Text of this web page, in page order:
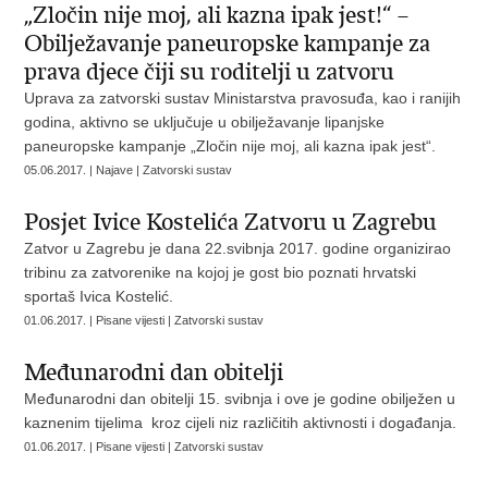
„Zločin nije moj, ali kazna ipak jest!“ –
Obilježavanje paneuropske kampanje za
prava djece čiji su roditelji u zatvoru
Uprava za zatvorski sustav Ministarstva pravosuđa, kao i ranijih
godina, aktivno se uključuje u obilježavanje lipanjske
paneuropske kampanje „Zločin nije moj, ali kazna ipak jest“.
05.06.2017. | Najave | Zatvorski sustav
Posjet Ivice Kostelića Zatvoru u Zagrebu
Zatvor u Zagrebu je dana 22.svibnja 2017. godine organizirao
tribinu za zatvorenike na kojoj je gost bio poznati hrvatski
sportaš Ivica Kostelić.
01.06.2017. | Pisane vijesti | Zatvorski sustav
Međunarodni dan obitelji
Međunarodni dan obitelji 15. svibnja i ove je godine obilježen u
kaznenim tijelima kroz cijeli niz različitih aktivnosti i događanja.
01.06.2017. | Pisane vijesti | Zatvorski sustav